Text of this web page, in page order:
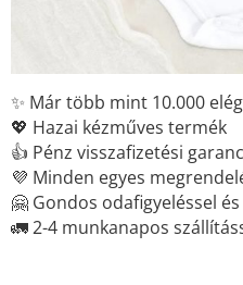
✨ Már több mint 10.000
💖 Hazai kézműves termék
👍 Pénz visszafizetési
💜 Minden egyes
🤗 Gondos odafigyeléssel
🚛 2-4 munkanapos